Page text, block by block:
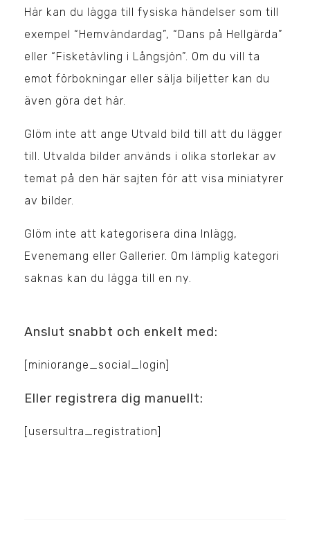
Här kan du lägga till fysiska händelser som till
exempel “Hemvändardag”, “Dans på Hellgärda”
eller “Fisketävling i Långsjön”. Om du vill ta
emot förbokningar eller sälja biljetter kan du
även göra det här.
Glöm inte att ange Utvald bild till att du lägger
till. Utvalda bilder används i olika storlekar av
temat på den här sajten för att visa miniatyrer
av bilder.
Glöm inte att kategorisera dina Inlägg,
Evenemang eller Gallerier. Om lämplig kategori
saknas kan du lägga till en ny.
Anslut snabbt och enkelt med:
[miniorange_social_login]
Eller registrera dig manuellt:
[usersultra_registration]